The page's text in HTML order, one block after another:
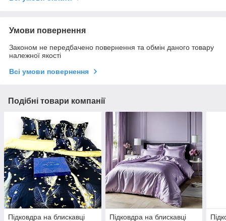
Умови повернення
Законом не передбачено повернення та обмін даного товару
належної якості
Всі умови повернення
Подібні товари компанії
Підковдра на блискавці
Підковдра на блискавці